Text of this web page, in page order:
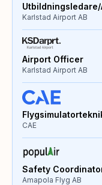
Karlstad Airport AB
Airport Officer
Karlstad Airport AB
CAE
Safety
Amapola Flyg AB